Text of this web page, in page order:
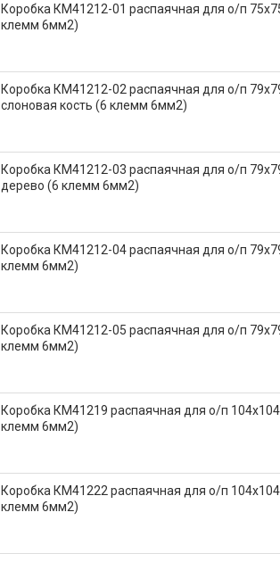
Коробка КМ41212-01 распаячная для о/п
клемм 6мм2)
Коробка КМ41212-02 распаячная для о/п
слоновая кость (6 клемм 6мм2)
Коробка КМ41212-03 распаячная для о/п
дерево (6 клемм 6мм2)
Коробка КМ41212-04 распаячная для о/п
клемм 6мм2)
Коробка КМ41212-05 распаячная для о/п
клемм 6мм2)
Коробка КМ41219 распаячная для о/п
клемм 6мм2)
Коробка КМ41222 распаячная для о/п
клемм 6мм2)